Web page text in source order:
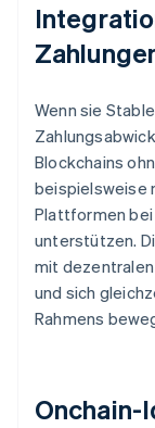
Wenn sie
Blockchains
beispielsweise
Plattformen bei
unterstützen.
mit
und sich
Rahmens